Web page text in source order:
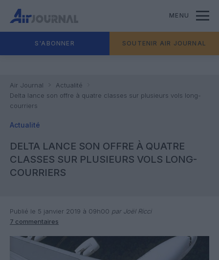
MENU
S'ABONNER SOUTENIR AIR JOURNAL
Air Journal
Actualité
Delta lance son offre à quatre classes sur plusieurs vols long-
courriers
Actualité
DELTA LANCE SON OFFRE À QUATRE
CLASSES SUR PLUSIEURS VOLS LONG-
COURRIERS
Publié le 5 janvier 2019 à 09h00 par Joël Ricci
7 commentaires